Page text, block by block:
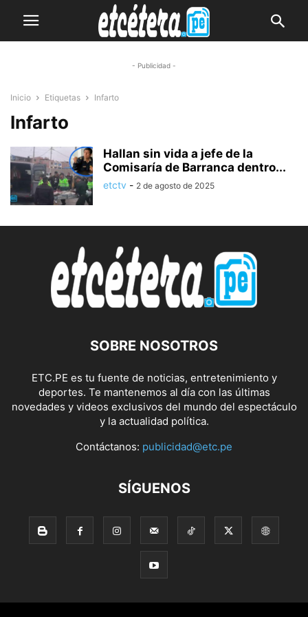
- Publicidad -
Inicio Etiquetas Infarto
Infarto
Hallan sin vida a jefe de la
Comisaría de Barranca dentro...
etctv - 2 de agosto de 2025
SOBRE NOSOTROS
ETC.PE es tu fuente de noticias, entretenimiento y
deportes. Te mantenemos al día con las últimas
novedades y videos exclusivos del mundo del espectáculo
y la actualidad política.
Contáctanos: publicidad@etc.pe
SÍGUENOS